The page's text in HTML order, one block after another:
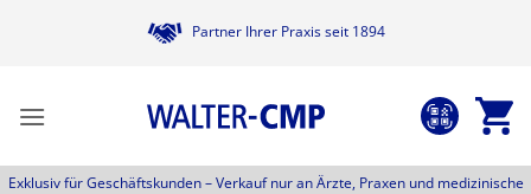
Partner Ihrer Praxis seit 1894
Exklusiv für Geschäftskunden –Verkauf nur an Ärzte, Praxen und medizinische